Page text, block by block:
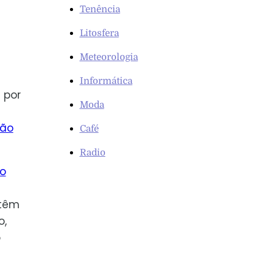
Tenência
Litosfera
Meteorologia
Informática
Moda
Café
Radio